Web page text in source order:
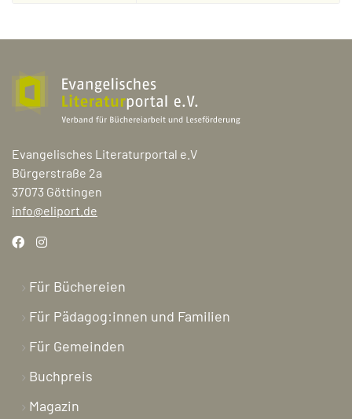
Evangelisches Literaturportal e.V
Bürgerstraße 2a
37073 Göttingen
info@eliport.de
Für Büchereien
Für Pädagog:innen und Familien
Für Gemeinden
Buchpreis
Magazin